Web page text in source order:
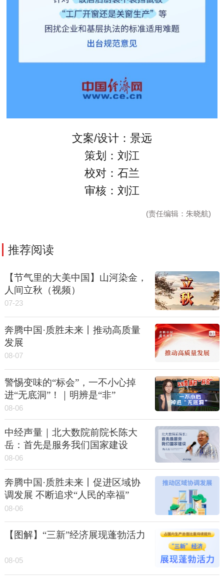
文案/设计：景远
策划：刘江
校对：石兰
审核：刘江
(责任编辑：朱晓航)
推荐阅读
【节气里的大美中国】山河染金，
人间立秋（视频）
07-23
奔腾中国·质胜未来丨推动高质量
发展
08-07
警惕变味的“标会”，一不小心掉
进“无底洞”！｜明辨是“非”
08-06
中经声量｜北大数院前院长陈大
岳：首先是服务我们国家建设
08-06
奔腾中国·质胜未来丨促进区域协
调发展 不断追求“人民的幸福”
08-06
【图解】“三新”经济展现蓬勃活力
08-05